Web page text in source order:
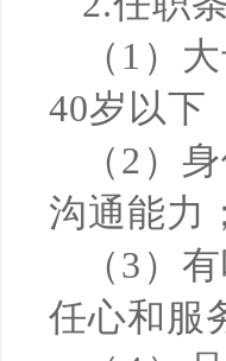
（1）
40岁以下
（2）
沟通能力；
（3）
任心和服